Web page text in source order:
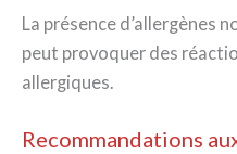
La présence d’allergènes
peut provoquer des
allergiques.
Recommandations